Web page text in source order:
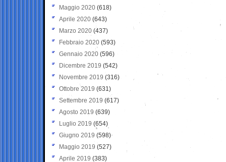
Maggio 2020 (618)
Aprile 2020 (643)
Marzo 2020 (437)
Febbraio 2020 (593)
Gennaio 2020 (596)
Dicembre 2019 (542)
Novembre 2019 (316)
Ottobre 2019 (631)
Settembre 2019 (617)
Agosto 2019 (639)
Luglio 2019 (654)
Giugno 2019 (598)
Maggio 2019 (527)
Aprile 2019 (383)